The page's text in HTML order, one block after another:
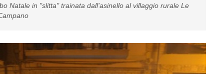
Natale in "slitta" trainata dall'asinello al villaggio rurale Le